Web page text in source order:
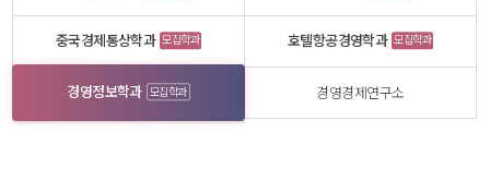
중국경제통상학과 모집학과 호텔항공경영학과 모집학과
경영정보학과 모집학과 경영경제연구소